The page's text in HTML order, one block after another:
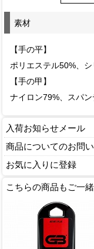
素材
【手の平】
ポリエステル50%、
【手の甲】
ナイロン79%、スパ
入荷お知らせメール
商品についてのお問
お気に入りに登録
こちらの商品もご一